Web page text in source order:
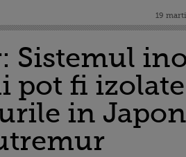
19
Sistemul
pot fi izolate
in